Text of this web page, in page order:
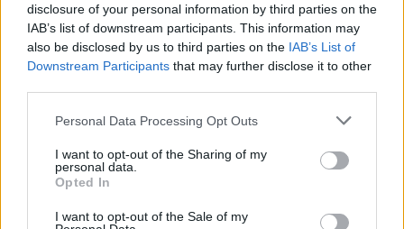
disclosure of your personal information by third parties on the
IAB’s list of downstream participants. This information may
also be disclosed by us to third parties on the IAB’s List of
Downstream Participants that may further disclose it to other
Please note that this website/app uses one or more Google
not limited to your visit or usage behaviour. You may click to
grant or deny consent to Google and its third-party tags to
use your data for below specified purposes in below Google
consent section.
Personal Data Processing Opt Outs
I want to opt-out of the Sharing of my
personal data.
Opted In
I want to opt-out of the Sale of my
επικαιρότητας, μέσα από μια ανατρεπτική,
χιουμοριστική και σατιρική οπτική γωνία, όσο και
στη διαχρονικότητα των μορφών του πατρινού
καρναβαλιού, που έχουν συνδεθεί με την
μακρόχρονη ιστορία του.
Ο φετινός βασιλιάς καρνάβαλος είναι
μεγαλειώδης, εντυπωσιακός, συμβολικός και
σατιρικός, σε πλήρη και διαρκή κίνηση. Το